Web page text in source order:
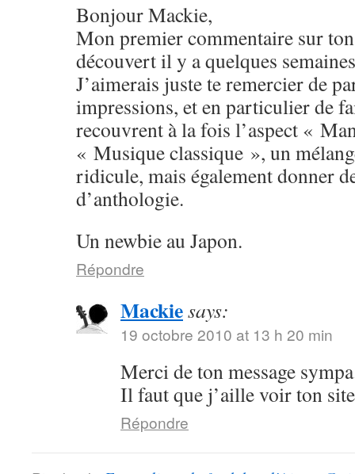
Bonjour Mackie,
Mon premier commentaire sur
découvert il y a quelques
J’aimerais juste te remercier de
impressions, et en particulier de
recouvrent à la fois l’aspect «
« Musique classique », un
ridicule, mais également donner
d’anthologie.
Un newbie au Japon.
Répondre
Mackiesays:
19 octobre 2010 at 13 h 20 min
Merci de ton message
Il faut que j’aille voir ton
Répondre